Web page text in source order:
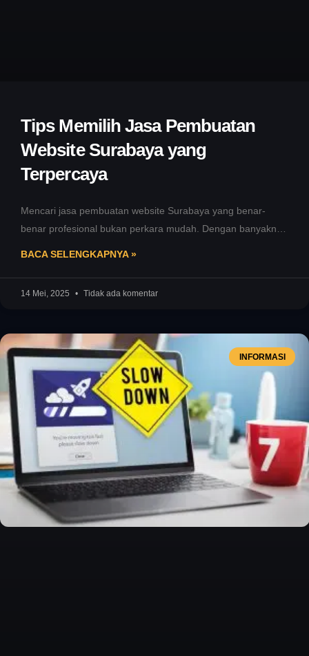
Tips Memilih Jasa Pembuatan
Website Surabaya yang
Terpercaya
Mencari jasa pembuatan website Surabaya yang benar-
benar profesional bukan perkara mudah. Dengan banyaknya
BACA SELENGKAPNYA »
14 Mei, 2025 Tidak ada komentar
INFORMASI